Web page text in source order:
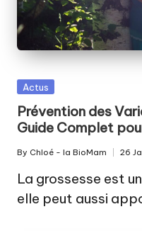
Posted
Actus
Prévention des
Guide Complet
Posted
by
By Chloé - la BioMam 26
La grossesse est
elle peut aussi